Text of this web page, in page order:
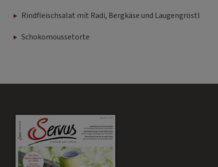
Rindfleischsalat mit Radi, Bergkäse und Laugengröstl
Schokomoussetorte